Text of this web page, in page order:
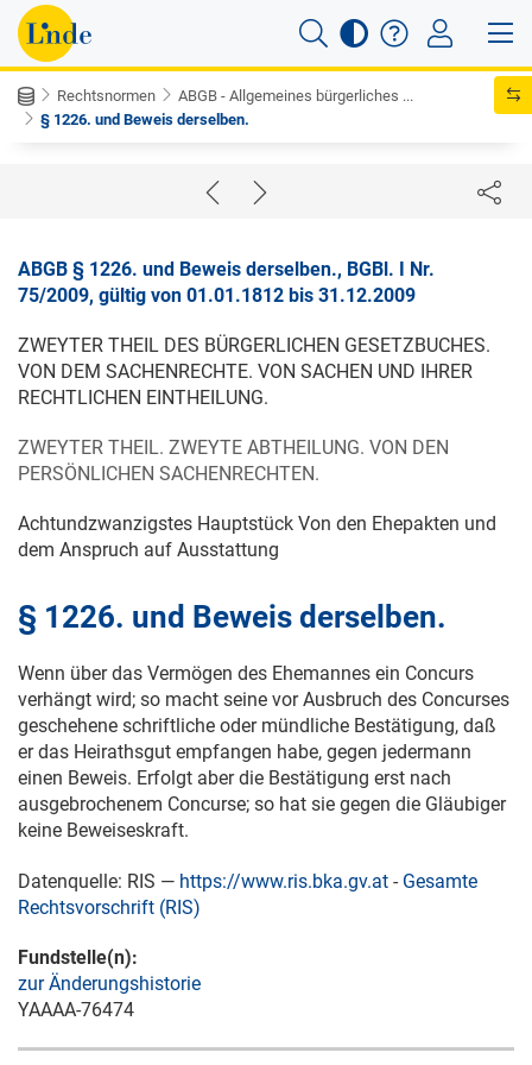
Rechtsnormen
ABGB - Allgemeines bürgerliches ...
§ 1226. und Beweis derselben.
ABGB § 1226. und Beweis derselben., BGBl. I Nr.
75/2009, gültig von 01.01.1812 bis 31.12.2009
ZWEYTER THEIL DES BÜRGERLICHEN GESETZBUCHES.
VON DEM SACHENRECHTE. VON SACHEN UND IHRER
RECHTLICHEN EINTHEILUNG.
ZWEYTER THEIL. ZWEYTE ABTHEILUNG. VON DEN
PERSÖNLICHEN SACHENRECHTEN.
Achtundzwanzigstes Hauptstück Von den Ehepakten und
dem Anspruch auf Ausstattung
§ 1226. und Beweis derselben.
Wenn über das Vermögen des Ehemannes ein Concurs
verhängt wird; so macht seine vor Ausbruch des Concurses
geschehene schriftliche oder mündliche Bestätigung, daß
er das Heirathsgut empfangen habe, gegen jedermann
einen Beweis. Erfolgt aber die Bestätigung erst nach
ausgebrochenem Concurse; so hat sie gegen die Gläubiger
keine Beweiseskraft.
Datenquelle: RIS — https://www.ris.bka.gv.at - Gesamte
Rechtsvorschrift (RIS)
Fundstelle(n):
zur Änderungshistorie
YAAAA-76474